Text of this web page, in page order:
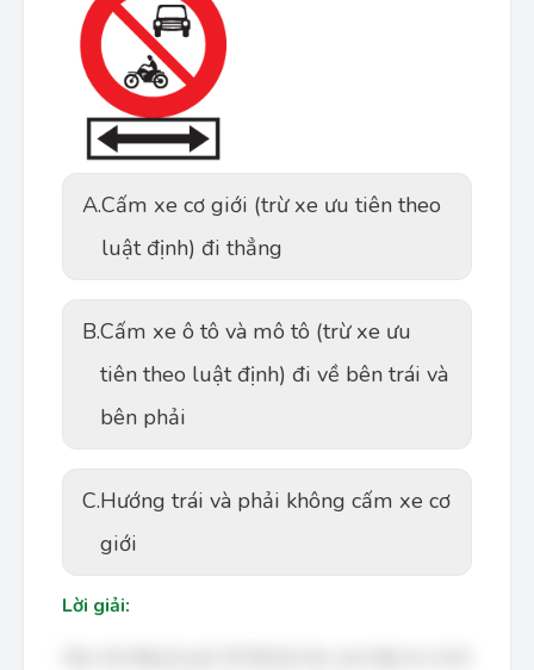
A.Cấm xe cơ giới (trừ xe ưu tiên theo
luật định) đi thẳng
B.Cấm xe ô tô và mô tô (trừ xe ưu
tiên theo luật định) đi về bên trái và
bên phải
C.Hướng trái và phải không cấm xe cơ
giới
Lời giải: